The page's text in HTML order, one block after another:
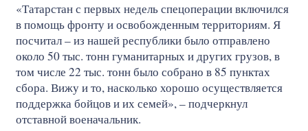
«Татарстан с первых недель спецоперации включился
в помощь фронту и освобожденным территориям. Я
посчитал – из нашей республики было отправлено
около 50 тыс. тонн гуманитарных и других грузов, в
том числе 22 тыс. тонн было собрано в 85 пунктах
сбора. Вижу и то, насколько хорошо осуществляется
поддержка бойцов и их семей», – подчеркнул
отставной военачальник.